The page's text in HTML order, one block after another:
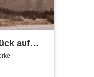
auf